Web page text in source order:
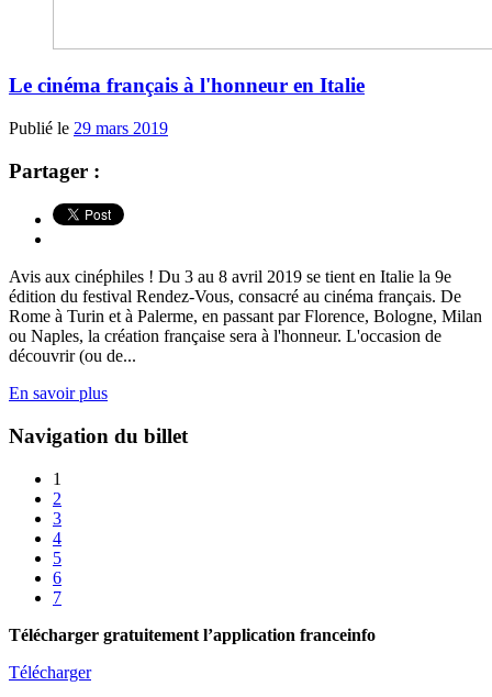
Le cinéma français à l'honneur en Italie
Publié le 29 mars 2019
Partager :
Avis aux cinéphiles ! Du 3 au 8 avril 2019 se tient en Italie la 9e
édition du festival Rendez-Vous, consacré au cinéma français. De
Rome à Turin et à Palerme, en passant par Florence, Bologne, Milan
ou Naples, la création française sera à l'honneur. L'occasion de
découvrir (ou de...
En savoir plus
Navigation du billet
1
2
3
4
5
6
7
Télécharger gratuitement l’application franceinfo
Télécharger